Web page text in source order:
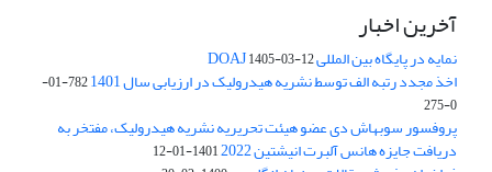
آخرین اخبار
نمایه در پایگاه بین المللی DOAJ1405-03-12
اخذ مجدد رتبه الف توسط نشریه هیدرولیک در ارزیابی سال 1401
782-01-
0-275
پروفسور سوبهاش دی عضو هیئت تحریریه نشریه هیدرولیک، مفتخر به
دریافت جایزه هانس آلبرت انیشتین 2022 1401-01-12